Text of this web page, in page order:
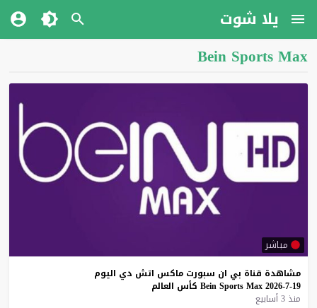
يلا شوت
Bein Sports Max
مباشر
مشاهدة قناة بي ان سبورت ماكس اتش دي اليوم
19-7-2026
Bein Sports Max كأس العالم
منذ 3 أسابيع